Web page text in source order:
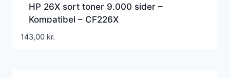
HP 26X sort toner 9.000 sider –
Kompatibel – CF226X
143,00 kr.